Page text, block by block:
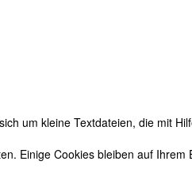
um kleine Textdateien, die mit
Einige Cookies bleiben auf